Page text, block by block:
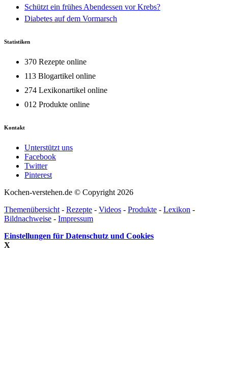
Schützt ein frühes Abendessen vor Krebs?
Diabetes auf dem Vormarsch
Statistiken
370 Rezepte online
113 Blogartikel online
274 Lexikonartikel online
012 Produkte online
Kontakt
Unterstützt uns
Facebook
Twitter
Pinterest
Kochen-verstehen.de © Copyright 2026
Themenübersicht - Rezepte - Videos - Produkte - Lexikon -
Bildnachweise - Impressum
Einstellungen für Datenschutz und Cookies
X